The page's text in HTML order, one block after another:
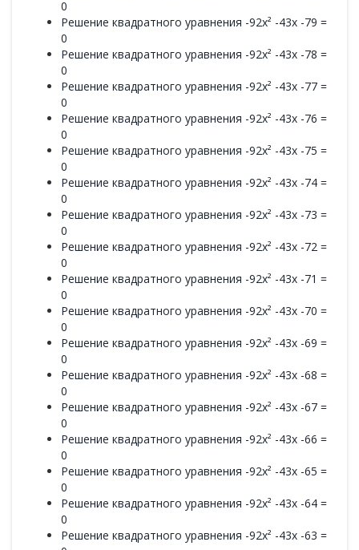
0
Решение квадратного уравнения -92x² -43x -79 =
0
Решение квадратного уравнения -92x² -43x -78 =
0
Решение квадратного уравнения -92x² -43x -77 =
0
Решение квадратного уравнения -92x² -43x -76 =
0
Решение квадратного уравнения -92x² -43x -75 =
0
Решение квадратного уравнения -92x² -43x -74 =
0
Решение квадратного уравнения -92x² -43x -73 =
0
Решение квадратного уравнения -92x² -43x -72 =
0
Решение квадратного уравнения -92x² -43x -71 =
0
Решение квадратного уравнения -92x² -43x -70 =
0
Решение квадратного уравнения -92x² -43x -69 =
0
Решение квадратного уравнения -92x² -43x -68 =
0
Решение квадратного уравнения -92x² -43x -67 =
0
Решение квадратного уравнения -92x² -43x -66 =
0
Решение квадратного уравнения -92x² -43x -65 =
0
Решение квадратного уравнения -92x² -43x -64 =
0
Решение квадратного уравнения -92x² -43x -63 =